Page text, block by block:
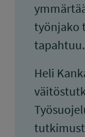
työnjako
tapahtuu.
Heli